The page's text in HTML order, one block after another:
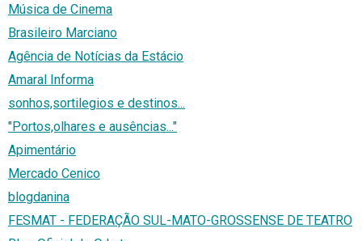
Música de Cinema
Brasileiro Marciano
Agência de Notícias da Estácio
Amaral Informa
sonhos,sortilegios e destinos...
"Portos,olhares e ausências..."
Apimentário
Mercado Cenico
blogdanina
FESMAT - FEDERAÇÃO SUL-MATO-GROSSENSE DE TEATRO